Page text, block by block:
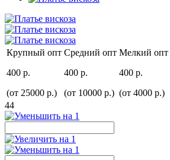
Крупный опт
400 р.
(от 25000 р.)
Средний опт
400 р.
(от 10000 р.)
Мелкий опт
400 р.
(от 4000 р.)
44